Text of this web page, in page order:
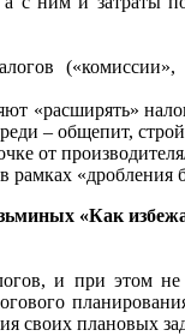
«расширять»
– общепит,
от
«дробления
«Как
и при этом
своих плановых